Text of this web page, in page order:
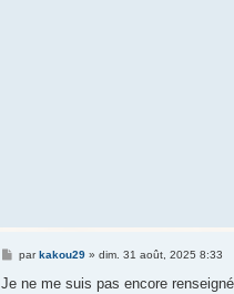
M
s
parkakou29» dim. 31 août, 2025 8:33
Je ne me suis pas encore